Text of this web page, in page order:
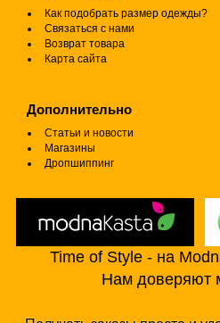
Как подобрать размер одежды?
Связаться с нами
Возврат товара
Карта сайта
Дополнительно
Статьи и новости
Магазины
Дропшиппинг
Time of Style - на
Нам доверяют